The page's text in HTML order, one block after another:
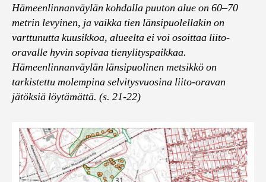
Hämeenlinnanväylän kohdalla puuton alue on 60–70
metrin levyinen, ja vaikka tien länsipuolellakin on
varttunutta kuusikkoa, alueelta ei voi osoittaa liito-
oravalle hyvin sopivaa tienylityspaikkaa.
Hämeenlinnanväylän länsipuolinen metsikkö on
tarkistettu molempina selvitysvuosina liito-oravan
jätöksiä löytämättä. (s. 21-22)